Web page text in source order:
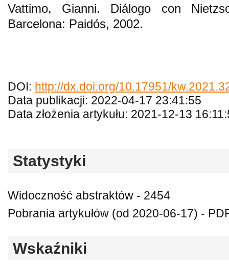
Vattimo, Gianni. Diálogo con
Barcelona: Paidós, 2002.
DOI: http://dx.doi.org/10.17951/
Data publikacji: 2022-04-17 23:41:55
Data złożenia artykułu: 2021-12-13
Statystyki
Widoczność abstraktów - 2454
Pobrania artykułów (od 2020-06-17) -
Wskaźniki